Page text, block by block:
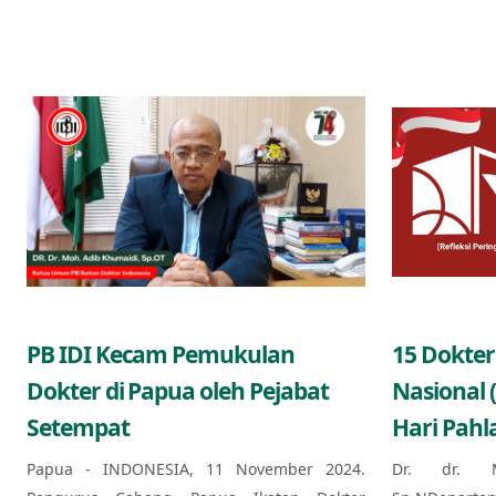
PB IDI Kecam Pemukulan
Dokter di Papua oleh Pejabat
Setempat
Papua - INDONESIA, 11 November 2024.
15
Nasional
Hari
Dr. dr.